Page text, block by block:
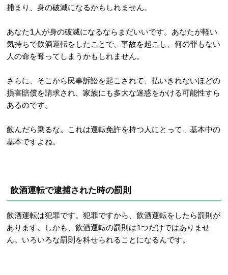
捕まり、身の破滅になるかもしれません。
あなた1人が身の破滅になるならまだいいです。あなたが軽い
気持ちで飲酒運転をしたことで、事故を起こし、何の罪もない
人の命を奪ってしまうかもしれません。
さらに、そこから民事訴訟を起こされて、払いきれないほどの
損害賠償を請求され、家族にも多大な迷惑をかける可能性すら
あるのです。
飲んだら乗るな。これは運転免許を持つ人にとって、基本中の
基本ですよね。
飲酒運転で逮捕された時の罰則
飲酒運転は犯罪です。犯罪ですから、飲酒運転をしたら罰則が
あります。しかも、飲酒運転の罰則は1つだけではありませ
ん。いろいろな罰則を科せられることになるんです。